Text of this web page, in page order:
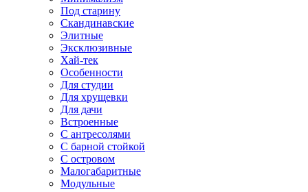
Под старину
Скандинавские
Элитные
Эксклюзивные
Хай-тек
Особенности
Для студии
Для хрущевки
Для дачи
Встроенные
С антресолями
С барной стойкой
С островом
Малогабаритные
Модульные